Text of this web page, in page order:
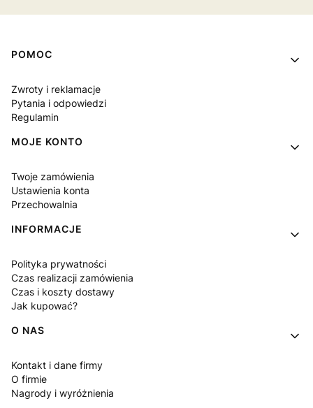
Linki w stopce
POMOC
Zwroty i reklamacje
Pytania i odpowiedzi
Regulamin
MOJE KONTO
Twoje zamówienia
Ustawienia konta
Przechowalnia
INFORMACJE
Polityka prywatności
Czas realizacji zamówienia
Czas i koszty dostawy
Jak kupować?
O NAS
Kontakt i dane firmy
O firmie
Nagrody i wyróżnienia